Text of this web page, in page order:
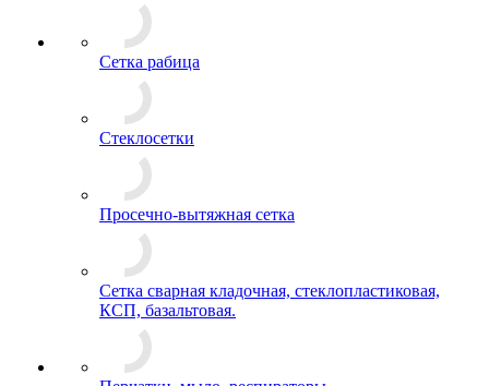
Сетка рабица
Стеклосетки
Просечно-вытяжная сетка
Сетка сварная кладочная, стеклопластиковая,
КСП, базальтовая.